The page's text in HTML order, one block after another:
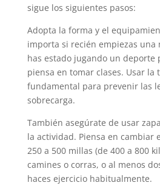
sigue los siguientes pasos:
Adopta la forma y el
importa si recién empiezas una
has estado jugando un deporte
piensa en tomar clases. Usar la
fundamental para prevenir las
sobrecarga.
También asegúrate de usar
la actividad. Piensa en cambiar
250 a 500 millas (de 400 a 800
camines o corras, o al menos
haces ejercicio habitualmente.